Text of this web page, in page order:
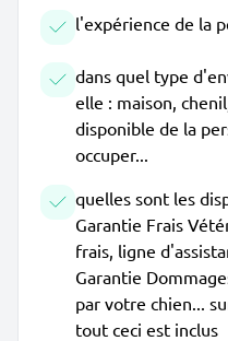
l'expérience de la
dans quel type
elle : maison,
disponible de la
occuper...
quelles sont les
Garantie Frais
frais, ligne
Garantie
par votre chien...
tout ceci est inclus